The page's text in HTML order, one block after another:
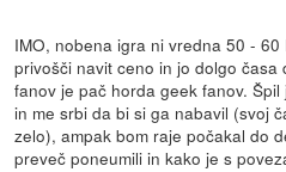
IMO, nobena igra ni vredna 50 -
privošči navit ceno in jo dolgo
fanov je pač horda geek fanov.
in me srbi da bi si ga nabavil (svoj
zelo), ampak bom raje počakal do
preveč poneumili in kako je s